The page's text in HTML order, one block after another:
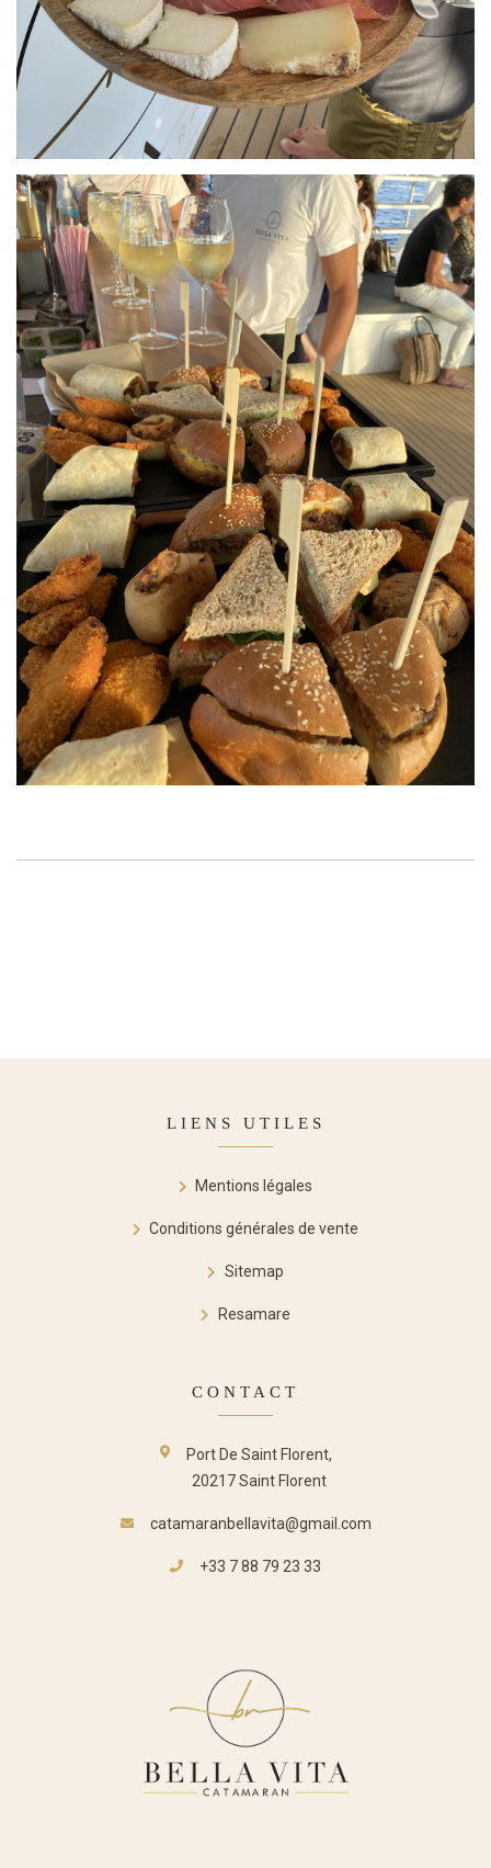
LIENS UTILES
Mentions légales
Conditions générales de vente
Sitemap
Resamare
CONTACT
Port De Saint Florent,
20217 Saint Florent
catamaranbellavita@gmail.com
+33 7 88 79 23 33